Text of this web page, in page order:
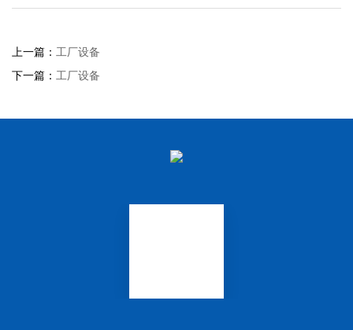
上一篇： 工厂设备
下一篇： 工厂设备